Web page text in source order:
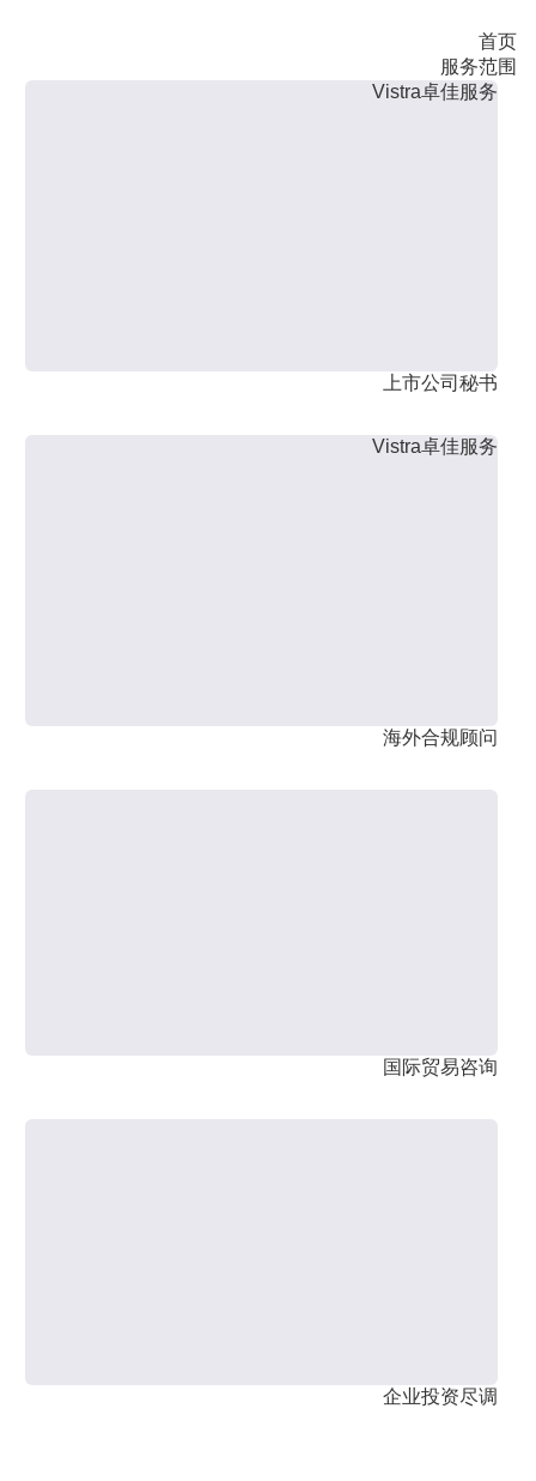
首页
服务范围
Vistra卓佳服务
上市公司秘书
Vistra卓佳服务
海外合规顾问
国际贸易咨询
企业投资尽调